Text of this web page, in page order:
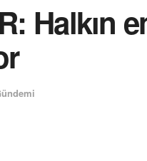
Halkın